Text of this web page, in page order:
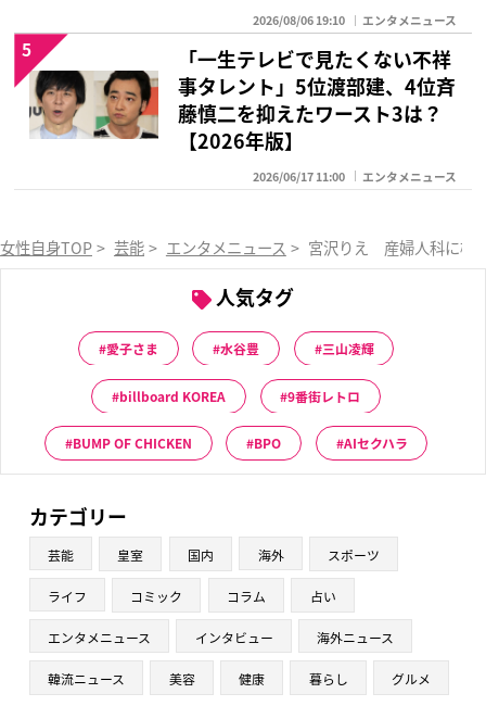
2026/08/06 19:10 エンタメニュース
「一生テレビで見たくない不祥
事タレント」5位渡部建、4位斉
藤慎二を抑えたワースト3は？
【2026年版】
2026/06/17 11:00 エンタメニュース
5
女性自身TOP > 芸能 > エンタメニュース > 宮沢りえ 産婦人科に極
人気タグ
愛子さま 水谷豊 三山凌輝
billboard KOREA 9番街レトロ
BUMP OF CHICKEN BPO AIセクハラ
カテゴリー
芸能 皇室 国内 海外 スポーツ
ライフ コミック コラム 占い
エンタメニュース インタビュー 海外ニュース
韓流ニュース 美容 健康 暮らし グルメ